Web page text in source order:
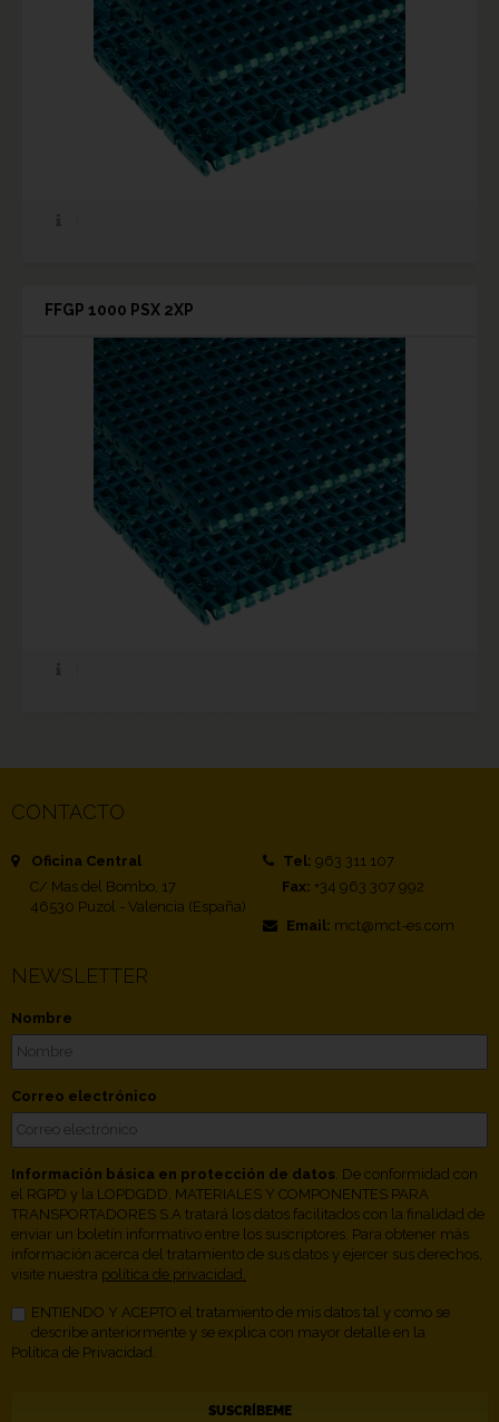
FFGP 1000 PSX 2XP
CONTACTO
Oficina Central
C/ Mas del Bombo, 17
46530 Puzol - Valencia (España)
Tel: 963 311 107
Fax: +34 963 307 992
Email: mct@mct-es.com
NEWSLETTER
Nombre
Correo electrónico
Información básica en protección de datos . De conformidad con
el RGPD y la LOPDGDD, MATERIALES Y COMPONENTES PARA
TRANSPORTADORES S.A tratará los datos facilitados con la finalidad de
enviar un boletín informativo entre los suscriptores. Para obtener más
información acerca del tratamiento de sus datos y ejercer sus derechos,
visite nuestra política de privacidad.
ENTIENDO Y ACEPTO el tratamiento de mis datos tal y como se
describe anteriormente y se explica con mayor detalle en la
Política de Privacidad.